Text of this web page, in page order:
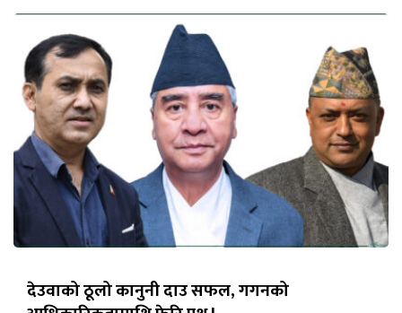
देउवाको ठूलो कानुनी दाउ सफल, गगनको